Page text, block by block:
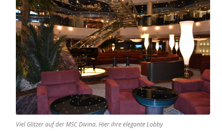
Viel Glitzer auf der MSC Divina. Hier ihre elegante Lobby